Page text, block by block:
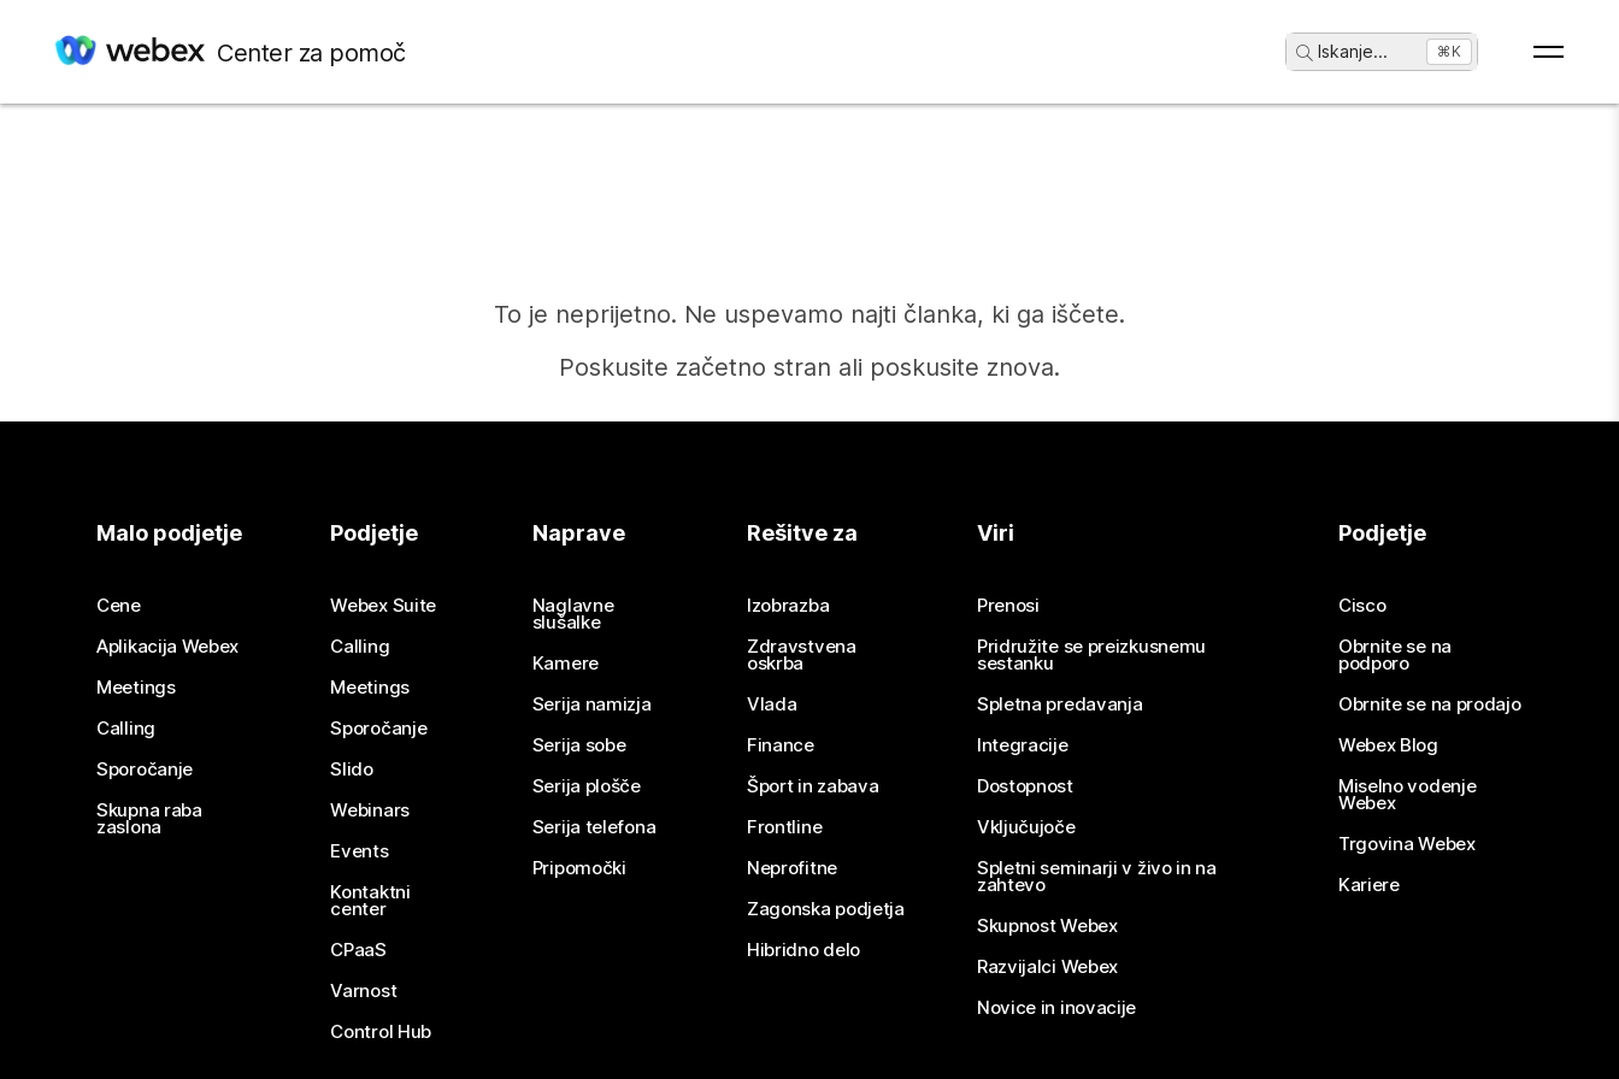
Center za pomoč Iskanje... ⌘K
To je neprijetno. Ne uspevamo najti članka, ki ga iščete.
Poskusite začetno stran ali poskusite znova.
Potrebujete odgovor?
Pošlji vprašanje
Malo podjetje
Cene
Aplikacija Webex
Meetings
Calling
Sporočanje
Skupna raba
zaslona
Podjetje
Webex Suite
Calling
Meetings
Sporočanje
Slido
Webinars
Events
Kontaktni
center
CPaaS
Varnost
Control Hub
Naprave
Naglavne
slušalke
Kamere
Serija namizja
Serija sobe
Serija plošče
Serija telefona
Pripomočki
Rešitve za
Izobrazba
Zdravstvena
oskrba
Vlada
Finance
Šport in zabava
Frontline
Neprofitne
Zagonska podjetja
Hibridno delo
Viri
Prenosi
Pridružite se preizkusnemu
sestanku
Spletna predavanja
Integracije
Dostopnost
Vključujoče
Spletni seminarji v živo in na
zahtevo
Skupnost Webex
Razvijalci Webex
Novice in inovacije
Podjetje
Cisco
Obrnite se na
podporo
Obrnite se na prodajo
Webex Blog
Miselno vodenje
Webex
Trgovina Webex
Kariere